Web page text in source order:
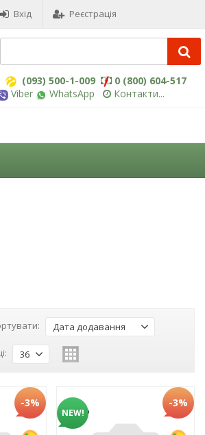
Вхід Реєстрація
(093) 500-1-009
0 (800) 604-517
Viber WhatsApp Контакти...
Дата додавання
36
-3%
NEW!
-3%